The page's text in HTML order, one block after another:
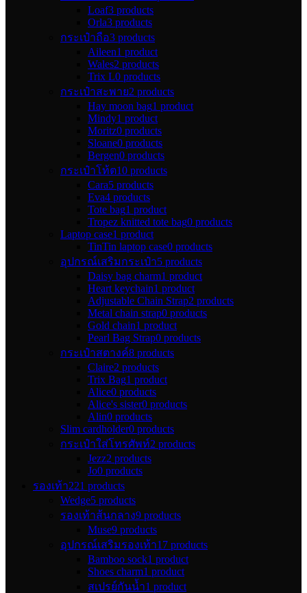
Loaf3 products
Orla3 products
กระเป๋าถือ3 products
Aileen1 product
Wales2 products
Trix L0 products
กระเป๋าสะพาย2 products
Hay moon bag1 product
Mindy1 product
Moritz0 products
Sloane0 products
Bergen0 products
กระเป๋าโท้ต10 products
Cara5 products
Eva4 products
Tote bag1 product
Tropez knitted tote bag0 products
Laptop case1 product
TinTin laptop case0 products
อุปกรณ์เสริมกระเป๋า5 products
Daisy bag charm1 product
Heart keychain1 product
Adjustable Chain Strap2 products
Metal chain strap0 products
Gold chain1 product
Pearl Bag Strap0 products
กระเป๋าสตางค์8 products
Claire2 products
Trix Bag1 product
Alice0 products
Alice's sister0 products
Alin0 products
Slim cardholder0 products
กระเป๋าใส่โทรศัพท์2 products
Jezz2 products
Jo0 products
รองเท้า221 products
Wedge5 products
รองเท้าส้นกลาง9 products
Muse9 products
อุปกรณ์เสริมรองเท้า17 products
Bamboo sock1 product
Shoes charm1 product
สเปรย์กันน้ำ1 product